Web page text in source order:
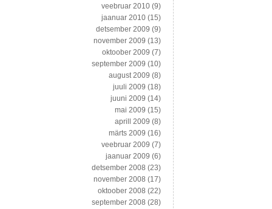
veebruar 2010 (9)
jaanuar 2010 (15)
detsember 2009 (9)
november 2009 (13)
oktoober 2009 (7)
september 2009 (10)
august 2009 (8)
juuli 2009 (18)
juuni 2009 (14)
mai 2009 (15)
aprill 2009 (8)
märts 2009 (16)
veebruar 2009 (7)
jaanuar 2009 (6)
detsember 2008 (23)
november 2008 (17)
oktoober 2008 (22)
september 2008 (28)